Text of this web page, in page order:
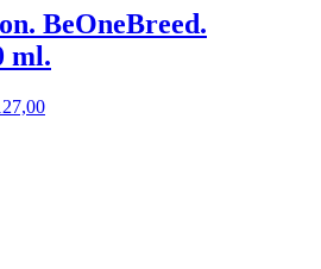
BeOneBreed.
ml.